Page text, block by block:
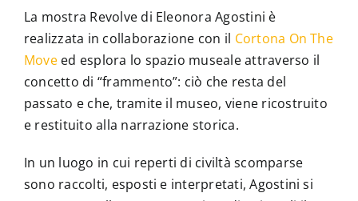
La mostra Revolve di Eleonora Agostini è
realizzata in collaborazione con il Cortona On The
Moveed esplora lo spazio museale attraverso il
concetto di “frammento”: ciò che resta del
passato e che, tramite il museo, viene ricostruito
e restituito alla narrazione storica.
In un luogo in cui reperti di civiltà scomparse
sono raccolti, esposti e interpretati, Agostini si